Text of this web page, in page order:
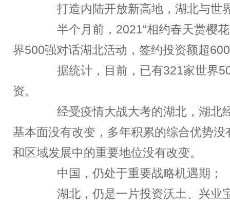
打造内陆开放新高地，湖北与世界
半个月前，2021“相约春天赏樱花
界500强对话湖北活动，签约投资额超
据统计，目前，已有321家世界
资。
经受疫情大战大考的湖北，湖北
基本面没有改变，多年积累的综合优势没
和区域发展中的重要地位没有改变。
中国，仍处于重要战略机遇期；
湖北，仍是一片投资沃土、兴业